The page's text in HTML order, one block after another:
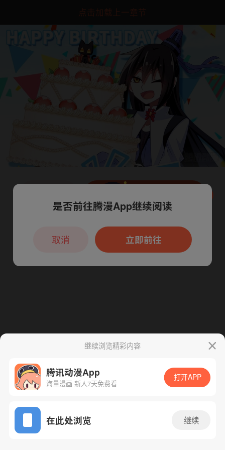
点击加载上一章节
App免费看
继续浏览精彩内容
腾讯动漫App
海量漫画 新人7天免费看
打开APP
在此处浏览 继续
本章节仅支持App阅读，可打开App新用
户7天免费看
是否前往腾漫App继续阅读
立即前往
取消